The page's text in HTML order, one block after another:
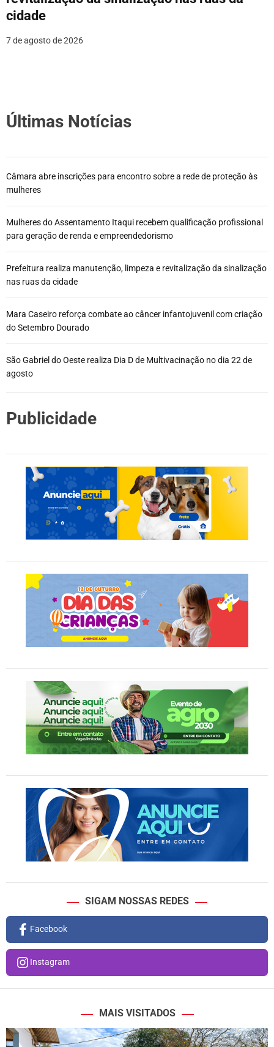
cidade
7 de agosto de 2026
Últimas Notícias
Câmara abre inscrições para encontro sobre a rede de proteção às
mulheres
Mulheres do Assentamento Itaqui recebem qualificação profissional
para geração de renda e empreendedorismo
Prefeitura realiza manutenção, limpeza e revitalização da sinalização
nas ruas da cidade
Mara Caseiro reforça combate ao câncer infantojuvenil com criação
do Setembro Dourado
São Gabriel do Oeste realiza Dia D de Multivacinação no dia 22 de
agosto
Publicidade
SIGAM NOSSAS REDES
Facebook
Instagram
MAIS VISITADOS